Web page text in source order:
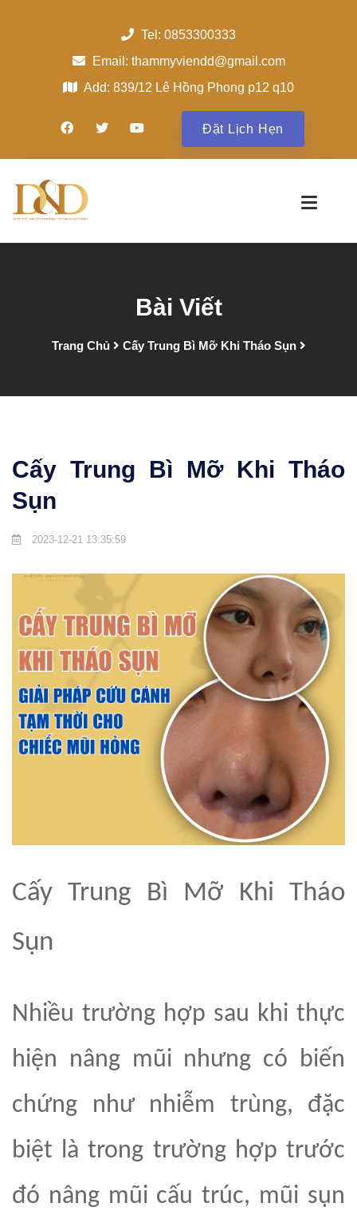
Tel: 0853300333
Email: thammyviendd@gmail.com
Add: 839/12 Lê Hồng Phong p12 q10
Đặt Lịch Hẹn
Bài Viết
Trang Chủ Cấy Trung Bì Mỡ Khi Tháo Sụn
Cấy Trung Bì Mỡ Khi Tháo
Sụn
2023-12-21 13:35:59
Cấy Trung Bì Mỡ Khi Tháo
Sụn
Nhiều trường hợp sau khi thực
hiện nâng mũi nhưng có biến
chứng như nhiễm trùng, đặc
biệt là trong trường hợp trước
đó nâng mũi cấu trúc, mũi sụn